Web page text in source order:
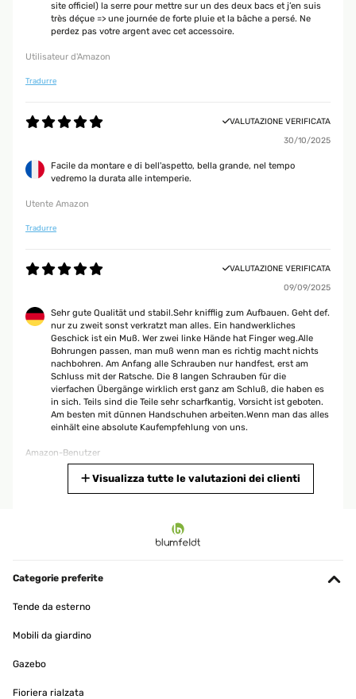
site officiel) la serre pour mettre sur un des deux bacs et j’en suis
très déçue => une journée de forte pluie et la bâche a persé. Ne
perdez pas votre argent avec cet accessoire.
Utilisateur d'Amazon
Tradurre
VALUTAZIONE VERIFICATA
30/10/2025
Facile da montare e di bell'aspetto, bella grande, nel tempo
vedremo la durata alle intemperie.
Utente Amazon
Tradurre
VALUTAZIONE VERIFICATA
09/09/2025
Sehr gute Qualität und stabil.Sehr knifflig zum Aufbauen. Geht def.
nur zu zweit sonst verkratzt man alles. Ein handwerkliches
Geschick ist ein Muß. Wer zwei linke Hände hat Finger weg.Alle
Bohrungen passen, man muß wenn man es richtig macht nichts
nachbohren. Am Anfang alle Schrauben nur handfest, erst am
Schluss mit der Ratsche. Die 8 langen Schrauben für die
vierfachen Übergänge wirklich erst ganz am Schluß, die haben es
in sich. Teils sind die Teile sehr scharfkantig, Vorsicht ist geboten.
Am besten mit dünnen Handschuhen arbeiten.Wenn man das alles
einhält eine absolute Kaufempfehlung von uns.
Amazon-Benutzer
alleine aufzubauen - wenn man es verschieben will, den Platz
nochmal korrigieren, ist man allerdings besser zu zweit.Ich habe
scharfe Kanten) einen Kunststoffschoner angebracht. Dann habe
hatte diese Jahr schon toll Ernte. Macht viel Spass!
Amazon-Benutzer
Tradurre
Visualizza tutte le valutazioni dei clienti
Categorie preferite
Tende da esterno
Mobili da giardino
Gazebo
Fioriera rialzata